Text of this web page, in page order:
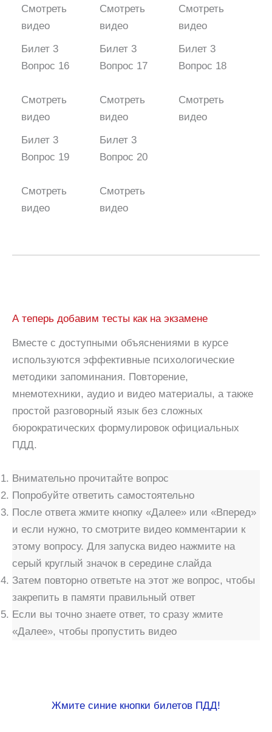
Смотреть
видео
Смотреть
видео
Смотреть
видео
Билет 3
Вопрос 16
Смотреть
видео
Билет 3
Вопрос 17
Смотреть
видео
Билет 3
Вопрос 18
Смотреть
видео
Билет 3
Вопрос 19
Смотреть
видео
Билет 3
Вопрос 20
Смотреть
видео
А теперь добавим тесты как на экзамене
Вместе с доступными объяснениями в курсе
используются эффективные психологические
методики запоминания. Повторение,
мнемотехники, аудио и видео материалы, а также
простой разговорный язык без сложных
бюрократических формулировок официальных
ПДД.
Внимательно прочитайте вопрос
Попробуйте ответить самостоятельно
После ответа жмите кнопку «Далее» или «Вперед»
и если нужно, то смотрите видео комментарии к
этому вопросу. Для запуска видео нажмите на
серый круглый значок в середине слайда
Затем повторно ответьте на этот же вопрос, чтобы
закрепить в памяти правильный ответ
Если вы точно знаете ответ, то сразу жмите
«Далее», чтобы пропустить видео
Жмите синие кнопки билетов ПДД!